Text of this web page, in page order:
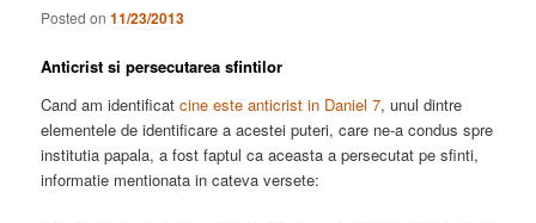
Posted on11/23/2013
Anticrist si persecutarea sfintilor
Cand am identificatcine este anticrist in Daniel 7, unul dintre
elementele de identificare a acestei puteri, care ne-a condus spre
institutia papala, a fost faptul ca aceasta a persecutat pe sfinti,
informatie mentionata in cateva versete: